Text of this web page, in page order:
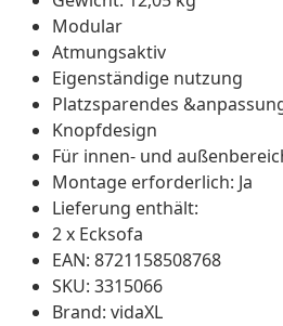
Modular
Atmungsaktiv
Eigenständige nutzung
Platzsparendes
Knopfdesign
Für innen- und
Montage erforderlich: Ja
Lieferung enthält:
2 x Ecksofa
EAN: 8721158508768
SKU: 3315066
Brand: vidaXL